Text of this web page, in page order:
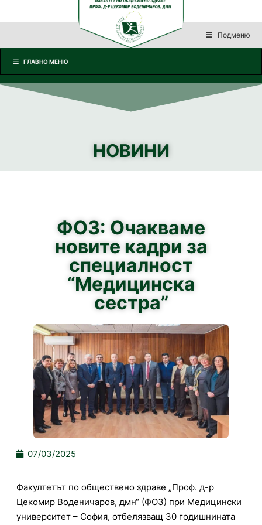
Подменю
ГЛАВНО МЕНЮ
НОВИНИ
ФОЗ: Очакваме
новите кадри за
специалност
“Медицинска
сестра”
07/03/2025
Факултетът по обществено здраве „Проф. д-р
Цекомир Воденичаров, дмн“ (ФОЗ) при Медицински
университет – София, отбелязващ 30 годишнината